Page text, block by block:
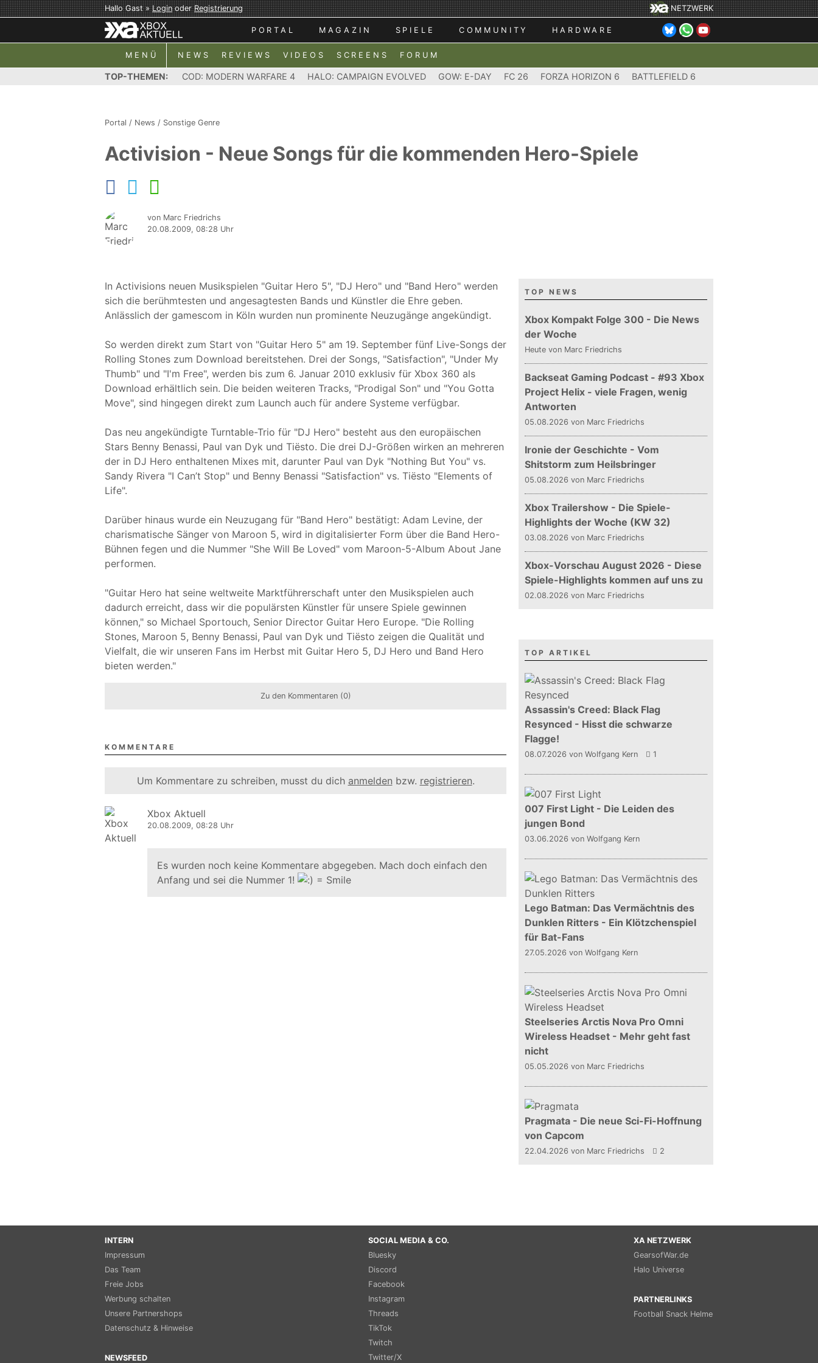
Hallo Gast »LoginoderRegistrierung NETZWERK
PORTAL MAGAZIN SPIELE COMMUNITY HARDWARE
MENÜ NEWS REVIEWS VIDEOS SCREENS FORUM
TOP-THEMEN: COD: MODERN WARFARE 4 HALO: CAMPAIGN EVOLVED GOW: E-DAY FC 26 FORZA HORIZON 6 BATTLEFIELD 6
Portal / News / Sonstige Genre
Activision - Neue Songs für die kommenden Hero-Spiele
von Marc Friedrichs
20.08.2009, 08:28 Uhr
In Activisions neuen Musikspielen "Guitar Hero 5", "DJ Hero" und "Band Hero" werden
sich die berühmtesten und angesagtesten Bands und Künstler die Ehre geben.
Anlässlich der gamescom in Köln wurden nun prominente Neuzugänge angekündigt.
So werden direkt zum Start von "Guitar Hero 5" am 19. September fünf Live-Songs der
Rolling Stones zum Download bereitstehen. Drei der Songs, "Satisfaction", "Under My
Thumb" und "I'm Free", werden bis zum 6. Januar 2010 exklusiv für Xbox 360 als
Download erhältlich sein. Die beiden weiteren Tracks, "Prodigal Son" und "You Gotta
Move", sind hingegen direkt zum Launch auch für andere Systeme verfügbar.
Das neu angekündigte Turntable-Trio für "DJ Hero" besteht aus den europäischen
Stars Benny Benassi, Paul van Dyk und Tiësto. Die drei DJ-Größen wirken an mehreren
der in DJ Hero enthaltenen Mixes mit, darunter Paul van Dyk "Nothing But You" vs.
Sandy Rivera "I Can’t Stop" und Benny Benassi "Satisfaction" vs. Tiësto "Elements of
Life".
Darüber hinaus wurde ein Neuzugang für "Band Hero" bestätigt: Adam Levine, der
charismatische Sänger von Maroon 5, wird in digitalisierter Form über die Band Hero-
Bühnen fegen und die Nummer "She Will Be Loved" vom Maroon-5-Album About Jane
performen.
"Guitar Hero hat seine weltweite Marktführerschaft unter den Musikspielen auch
dadurch erreicht, dass wir die populärsten Künstler für unsere Spiele gewinnen
können," so Michael Sportouch, Senior Director Guitar Hero Europe. "Die Rolling
Stones, Maroon 5, Benny Benassi, Paul van Dyk und Tiësto zeigen die Qualität und
Vielfalt, die wir unseren Fans im Herbst mit Guitar Hero 5, DJ Hero und Band Hero
bieten werden."
Zu den Kommentaren (0)
KOMMENTARE
Um Kommentare zu schreiben, musst du dich anmelden bzw. registrieren.
Xbox Aktuell
20.08.2009, 08:28 Uhr
Es wurden noch keine Kommentare abgegeben. Mach doch einfach den
Anfang und sei die Nummer 1!
TOP NEWS
Xbox Kompakt Folge 300 - Die News
der Woche
Heute von Marc Friedrichs
Backseat Gaming Podcast - #93 Xbox
Project Helix - viele Fragen, wenig
Antworten
05.08.2026 von Marc Friedrichs
Ironie der Geschichte - Vom
Shitstorm zum Heilsbringer
05.08.2026 von Marc Friedrichs
Xbox Trailershow - Die Spiele-
Highlights der Woche (KW 32)
03.08.2026 von Marc Friedrichs
Xbox-Vorschau August 2026 - Diese
Spiele-Highlights kommen auf uns zu
02.08.2026 von Marc Friedrichs
TOP ARTIKEL
Assassin's Creed: Black Flag
Resynced - Hisst die schwarze
Flagge!
08.07.2026 von Wolfgang Kern 1
007 First Light - Die Leiden des
jungen Bond
03.06.2026 von Wolfgang Kern
Lego Batman: Das Vermächtnis des
Dunklen Ritters - Ein Klötzchenspiel
für Bat-Fans
27.05.2026 von Wolfgang Kern
Steelseries Arctis Nova Pro Omni
Wireless Headset - Mehr geht fast
nicht
05.05.2026 von Marc Friedrichs
Pragmata - Die neue Sci-Fi-Hoffnung
von Capcom
22.04.2026 von Marc Friedrichs 2
INTERN
Impressum
Das Team
Freie Jobs
Werbung schalten
Unsere Partnershops
Datenschutz & Hinweise
NEWSFEED
SOCIAL MEDIA & CO.
Bluesky
Discord
Facebook
Instagram
Threads
TikTok
Twitch
Twitter/X
XA NETZWERK
GearsofWar.de
Halo Universe
PARTNERLINKS
Football Snack Helme